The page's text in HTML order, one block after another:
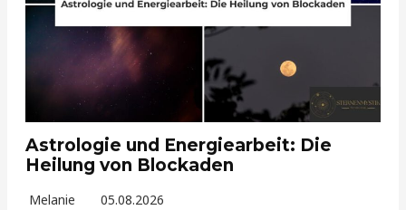
Astrologie und Energiearbeit: Die
Heilung von Blockaden
Melanie 05.08.2026